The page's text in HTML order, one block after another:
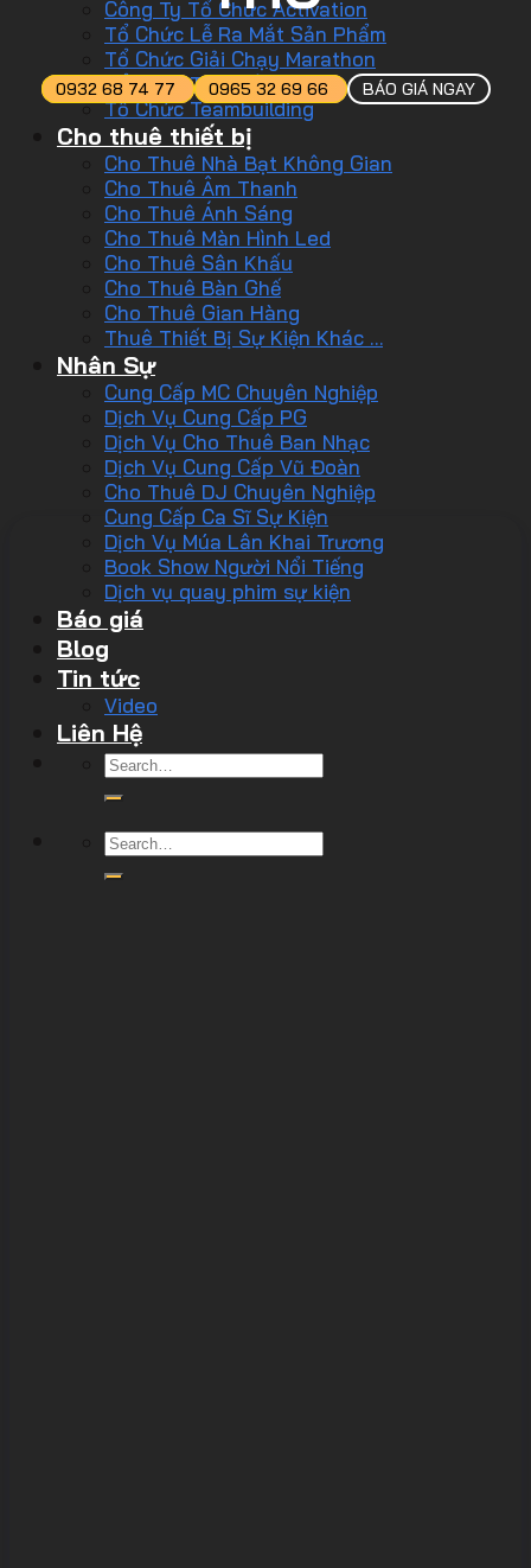
Công Ty Tổ Chức Activation
Tổ Chức Lễ Ra Mắt Sản Phẩm
Tổ Chức Giải Chạy Marathon
Tổ Chức Tiệc Tất Niên
Tổ Chức Teambuilding
Cho thuê thiết bị
Cho Thuê Nhà Bạt Không Gian
Cho Thuê Âm Thanh
Cho Thuê Ánh Sáng
Cho Thuê Màn Hình Led
Cho Thuê Sân Khấu
Cho Thuê Bàn Ghế
Cho Thuê Gian Hàng
Thuê Thiết Bị Sự Kiện Khác …
Nhân Sự
Cung Cấp MC Chuyên Nghiệp
Dịch Vụ Cung Cấp PG
Dịch Vụ Cho Thuê Ban Nhạc
Dịch Vụ Cung Cấp Vũ Đoàn
Cho Thuê DJ Chuyên Nghiệp
Cung Cấp Ca Sĩ Sự Kiện
Dịch Vụ Múa Lân Khai Trương
Book Show Người Nổi Tiếng
Dịch vụ quay phim sự kiện
Báo giá
Blog
Tin tức
Video
Liên Hệ
0932 68 74 77 0965 32 69 66 BÁO GIÁ NGAY